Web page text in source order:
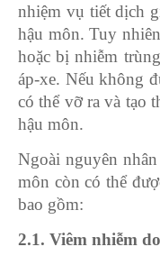
nhiệm vụ tiết dịch
hậu môn. Tuy
hoặc bị nhiễm
áp-xe. Nếu không
có thể vỡ ra và tạo
hậu môn.
Ngoài nguyên
môn còn có thể
bao gồm:
2.1. Viêm nhiễm